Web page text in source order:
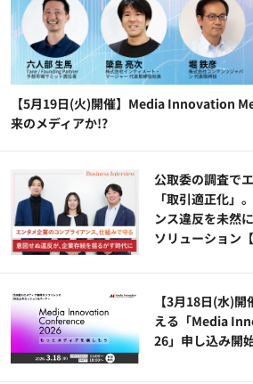
【5月19日(火)開催】Media Innovation
来のメディアか!?
公​​取委の調査で
「取引適正化」
ンス違反を未然
ソリューション​【
【3月18日(水)
える「Media
26」申し込み開